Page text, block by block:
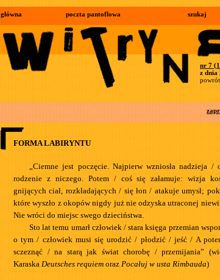
główna poczta pantoflowa szukaj
nr 7
z dnia
FORMA LABIRYNTU
„Ciemne jest poczęcie. Najpierw wzniosła nadzieja /
rodzenie z niczego. Potem / coś się załamuje: wizja
gnijących ciał, rozkładających / się łon / atakuje umysł;
które wyszło z okopów nigdy już nie odzyska utraconej
Nie wróci do miejsc swego dzieciństwa.
Sto lat temu umarł człowiek / stara księga przemian
o tym / człowiek musi się urodzić / płodzić / jeść / A
sczeznąć / na starą jak świat chorobę / przemijania”
Karaska Deutsches requiem oraz Pocałuj w usta Rimbauda)